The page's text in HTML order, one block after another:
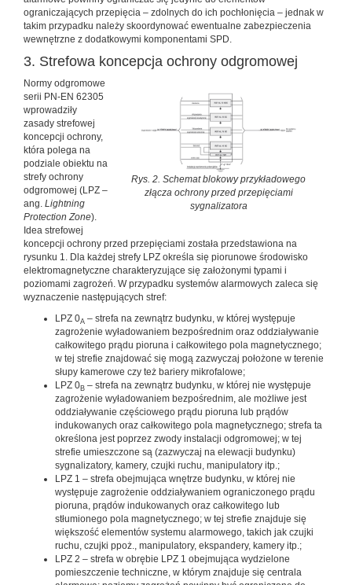
ograniczających przepięcia – zdolnych do ich pochłonięcia – jednak w
takim przypadku należy skoordynować ewentualne zabezpieczenia
wewnętrzne z dodatkowymi komponentami SPD.
3. Strefowa koncepcja ochrony odgromowej
Rys. 2. Schemat blokowy przykładowego
złącza ochrony przed przepięciami
sygnalizatora
Normy odgromowe
serii PN-EN 62305
wprowadziły
zasady strefowej
koncepcji ochrony,
która polega na
podziale obiektu na
strefy ochrony
odgromowej (LPZ –
ang. Lightning
Protection Zone).
Idea strefowej
koncepcji ochrony przed przepięciami została przedstawiona na
rysunku 1. Dla każdej strefy LPZ określa się piorunowe środowisko
elektromagnetyczne charakteryzujące się założonymi typami i
poziomami zagrożeń. W przypadku systemów alarmowych zaleca się
wyznaczenie następujących stref:
LPZ 0A – strefa na zewnątrz budynku, w której występuje
zagrożenie wyładowaniem bezpośrednim oraz oddziaływanie
całkowitego prądu pioruna i całkowitego pola magnetycznego;
w tej strefie znajdować się mogą zazwyczaj położone w terenie
słupy kamerowe czy też bariery mikrofalowe;
LPZ 0B – strefa na zewnątrz budynku, w której nie występuje
zagrożenie wyładowaniem bezpośrednim, ale możliwe jest
oddziaływanie częściowego prądu pioruna lub prądów
indukowanych oraz całkowitego pola magnetycznego; strefa ta
określona jest poprzez zwody instalacji odgromowej; w tej
strefie umieszczone są (zazwyczaj na elewacji budynku)
sygnalizatory, kamery, czujki ruchu, manipulatory itp.;
LPZ 1 – strefa obejmująca wnętrze budynku, w której nie
występuje zagrożenie oddziaływaniem ograniczonego prądu
pioruna, prądów indukowanych oraz całkowitego lub
stłumionego pola magnetycznego; w tej strefie znajduje się
większość elementów systemu alarmowego, takich jak czujki
ruchu, czujki ppoż., manipulatory, ekspandery, kamery itp.;
LPZ 2 – strefa w obrębie LPZ 1 obejmująca wydzielone
pomieszczenie techniczne, w którym znajduje się centrala